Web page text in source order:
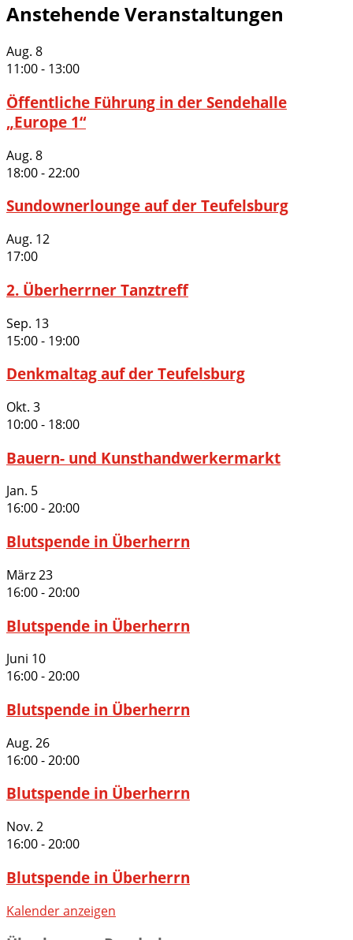
Anstehende Veranstaltungen
Aug. 8
11:00- 13:00
Öffentliche Führung in der Sendehalle
„Europe 1“
Aug. 8
18:00-22:00
Sundownerlounge auf der Teufelsburg
Aug. 12
17:00
2. Überherrner Tanztreff
Sep. 13
15:00- 19:00
Denkmaltag auf der Teufelsburg
Okt. 3
10:00- 18:00
Bauern- und Kunsthandwerkermarkt
Jan. 5
16:00-20:00
Blutspende in Überherrn
März23
16:00-20:00
Blutspende in Überherrn
Juni 10
16:00-20:00
Blutspende in Überherrn
Aug. 26
16:00-20:00
Blutspende in Überherrn
Nov. 2
16:00-20:00
Blutspende in Überherrn
Kalender anzeigen